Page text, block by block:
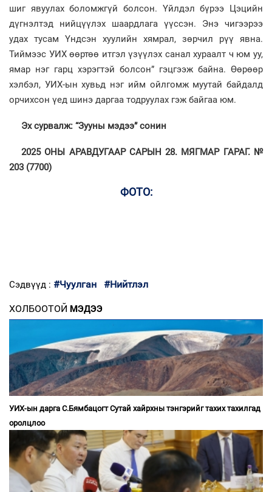
шиг явуулах боломжгүй болсон. Үйлдэл бүрээ Цэцийн
дүгнэлтэд нийцүүлэх шаардлага үүссэн. Энэ чигээрээ
удах тусам Үндсэн хуулийн хямрал, зөрчил рүү явна.
Тиймээс УИХ өөртөө итгэл үзүүлэх санал хураалт ч юм уу,
ямар нэг гарц хэрэгтэй болсон” гэцгээж байна. Өөрөөр
хэлбэл, УИХ-ын хувьд нэг ийм ойлгомж муутай байдалд
орчихсон үед шинэ даргаа тодруулах гэж байгаа юм.
Эх сурвалж: “Зууны мэдээ” сонин
2025 ОНЫ АРАВДУГААР САРЫН 28. МЯГМАР ГАРАГ. №
203 (7700)
ФОТО:
Сэдвүүд : #Чуулган #Нийтлэл
ХОЛБООТОЙ МЭДЭЭ
УИХ-ын дарга С.Бямбацогт Сутай хайрхны тэнгэрийг тахих тахилгад
оролцлоо